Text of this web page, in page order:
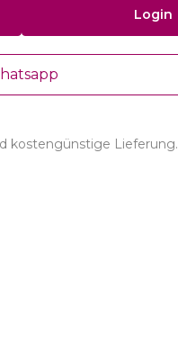
Login
kostengünstige Lieferung.